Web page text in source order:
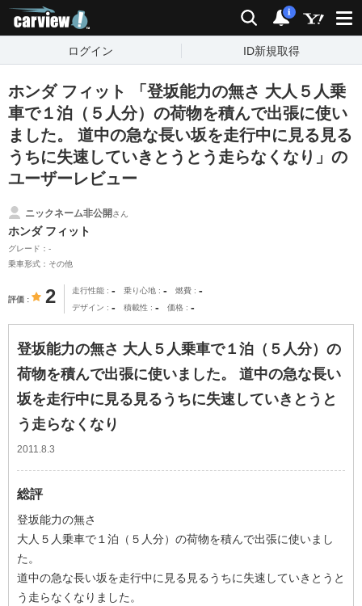
検索 通知
i
ログイン ID新規取得
ホンダ フィット 「登坂能力の無さ 大人５人乗
車で１泊（５人分）の荷物を積んで出張に使い
ました。 道中の急な長い坂を走行中に見る見る
うちに失速していきとうとう走らなくなり」の
ユーザーレビュー
ニックネーム非公開さん
ホンダ フィット
グレード：-
乗車形式：その他
評価 2 走行性能 - 乗り心地 - 燃費 -
デザイン - 積載性 - 価格 -
登坂能力の無さ 大人５人乗車で１泊（５人分）の
荷物を積んで出張に使いました。 道中の急な長い
坂を走行中に見る見るうちに失速していきとうと
う走らなくなり
2011.8.3
総評
登坂能力の無さ
大人５人乗車で１泊（５人分）の荷物を積んで出張に使いまし
た。
道中の急な長い坂を走行中に見る見るうちに失速していきとうと
う走らなくなりました。